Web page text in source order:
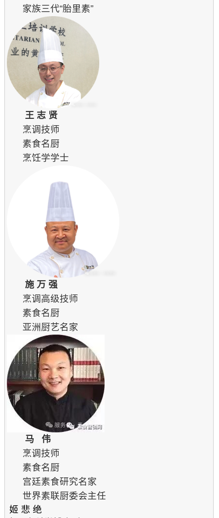
家族三代“胎里素”
王 志 贤
烹调技师
素食名厨
烹饪学学士
施 万 强
烹调高级技师
素食名厨
亚洲厨艺名家
马 伟
烹调技师
素食名厨
宫廷素食研究名家
世界素联厨委会主任
姬 悲 绝